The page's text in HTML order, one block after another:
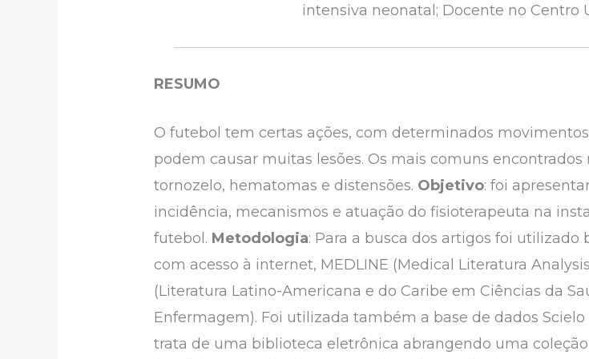
intensiva neonatal; Docente no Centro
RESUMO
O futebol tem certas ações, com determinados
podem causar muitas lesões. Os mais comuns
tornozelo, hematomas e distensões. Objetivo: foi
incidência, mecanismos e atuação do fisioterapeuta na
futebol. Metodologia: Para a busca dos artigos foi
com acesso à internet, MEDLINE (Medical Literatura
(Literatura Latino-Americana e do Caribe em Ciências da
Enfermagem). Foi utilizada também a base de dados
trata de uma biblioteca eletrônica abrangendo uma